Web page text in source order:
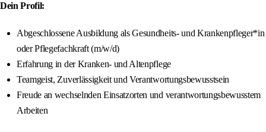
Dein Profil:
Abgeschlossene Ausbildung als Gesundheits- und Krankenpfleger*in
oder Pflegefachkraft (m/w/d)
Erfahrung in der Kranken- und Altenpflege
Teamgeist, Zuverlässigkeit und Verantwortungsbewusstsein
Freude an wechselnden Einsatzorten und verantwortungsbewusstem
Arbeiten